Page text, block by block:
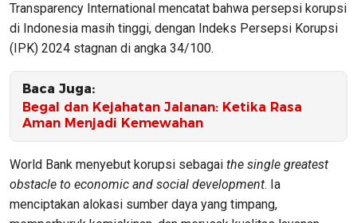
Transparency International mencatat bahwa persepsi korupsi
di Indonesia masih tinggi, dengan Indeks Persepsi Korupsi
(IPK) 2024 stagnan di angka 34/100.
Baca Juga:
Begal dan Kejahatan Jalanan: Ketika Rasa
Aman Menjadi Kemewahan
World Bank menyebut korupsi sebagai the single greatest
obstacle to economic and social development. Ia
menciptakan alokasi sumber daya yang timpang,